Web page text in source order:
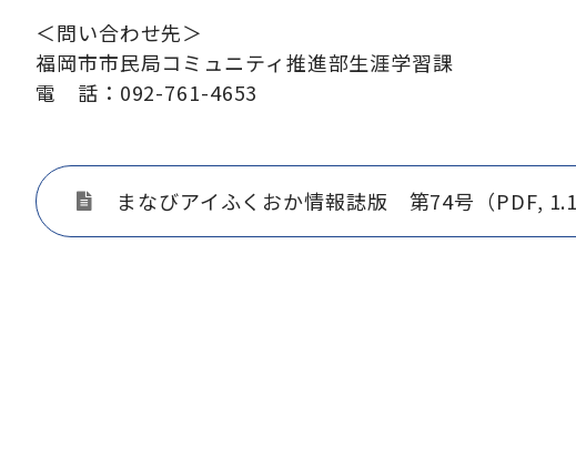
＜問い合わせ先＞
福岡市市民局コミュニティ推進部生涯学習課
電 話：092-761-4653
まなびアイふくおか情報誌版 第74号（PDF,